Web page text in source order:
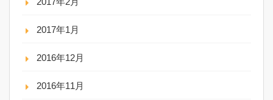
2017年1月
2016年12月
2016年11月